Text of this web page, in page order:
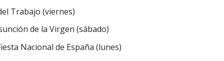
Trabajo (viernes)
de la Virgen (sábado)
Nacional de España (lunes)